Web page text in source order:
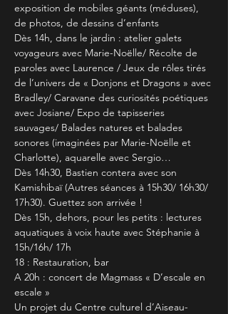
exposition de mobiles géants (méduses),
de photos, de dessins d’enfants
Dès 14h, dans le jardin : atelier galets
voyageurs avec Marie-Noëlle/ Récolte de
paroles avec Laurence / Jeux de rôles tirés
de l’univers de « Donjons et Dragons » avec
Bradley/ Caravane des curiosités poétiques
avec Josiane/ Expo de tapisseries
sauvages/ Balades natures et balades
sonores (imaginées par Marie-Noëlle et
Charlotte), aquarelle avec Sergio…
Dès 14h30, Bastien contera avec son
Kamishibaï (Autres séances à 15h30/ 16h30/
17h30). Guettez son arrivée !
Dès 15h, dehors, pour les petits : lectures
aquatiques à voix haute avec Stéphanie à
15h/16h/ 17h
18 : Restauration, bar
A 20h : concert de Magmass « D’escale en
escale »
Un projet du Centre culturel d’Aiseau-